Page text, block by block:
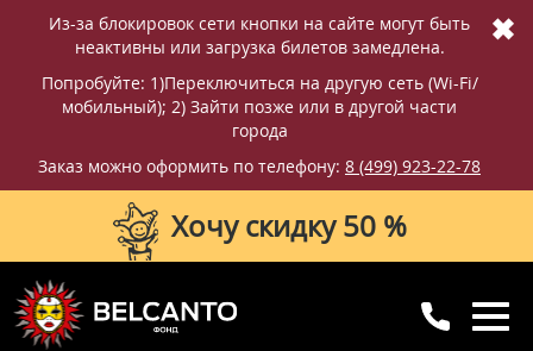
Из-за блокировок сети кнопки на сайте могут быть
неактивны или загрузка билетов замедлена.
Попробуйте: 1)Переключиться на другую сеть (Wi-Fi/
мобильный); 2) Зайти позже или в другой части
города
Заказ можно оформить по телефону: 8 (499) 923-22-78
✖
Хочу скидку 50 %